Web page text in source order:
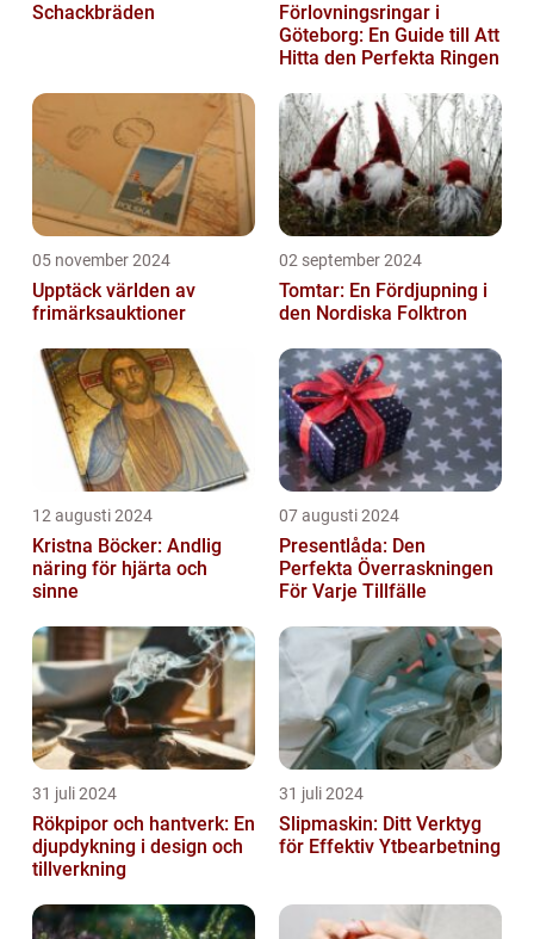
Schackbräden
Förlovningsringar i
Göteborg: En Guide till Att
Hitta den Perfekta Ringen
05 november 2024
Upptäck världen av
frimärksauktioner
02 september 2024
Tomtar: En Fördjupning i
den Nordiska Folktron
12 augusti 2024
Kristna Böcker: Andlig
näring för hjärta och
sinne
07 augusti 2024
Presentlåda: Den
Perfekta Överraskningen
För Varje Tillfälle
31 juli 2024
Rökpipor och hantverk: En
djupdykning i design och
tillverkning
31 juli 2024
Slipmaskin: Ditt Verktyg
för Effektiv Ytbearbetning